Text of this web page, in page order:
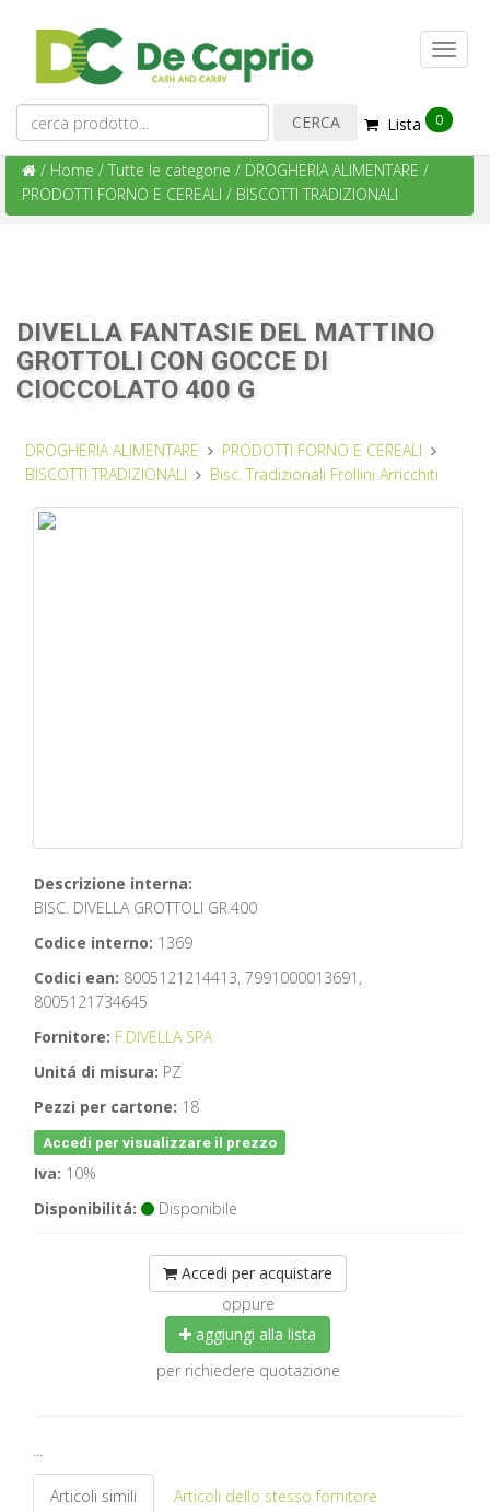
Lista 0
/ Home / Tutte le categorie / DROGHERIA ALIMENTARE /
PRODOTTI FORNO E CEREALI / BISCOTTI TRADIZIONALI
DIVELLA FANTASIE DEL MATTINO
GROTTOLI CON GOCCE DI
CIOCCOLATO 400 G
DROGHERIA ALIMENTARE
PRODOTTI FORNO E CEREALI
BISCOTTI TRADIZIONALI
Bisc. Tradizionali Frollini Arricchiti
Descrizione interna:
BISC. DIVELLA GROTTOLI GR.400
Codice interno: 1369
Codici ean: 8005121214413, 7991000013691,
8005121734645
Fornitore: F.DIVELLA SPA
Unitá di misura: PZ
Pezzi per cartone: 18
Accedi per visualizzare il prezzo
Iva: 10%
Disponibilitá:
Disponibile
Accedi per acquistare
oppure
aggiungi alla lista
per richiedere quotazione
...
Articoli simili Articoli dello stesso fornitore